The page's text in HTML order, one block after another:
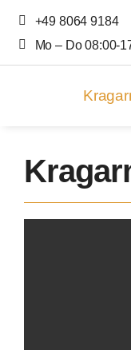
Skip
+49 8064 9184
Mo – Do 08:00-